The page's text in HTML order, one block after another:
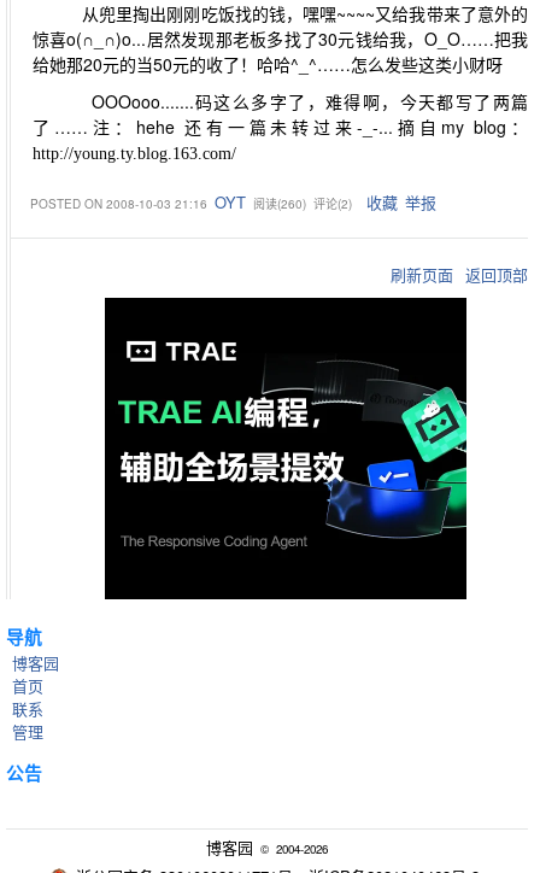
导航
博客园
首页
联系
管理
公告
从兜里掏出刚刚吃饭找的钱，嘿嘿~~~~又给我带来了意外的
惊喜o(∩_∩)o...居然发现那老板多找了30元钱给我，O_O……把我
给她那20元的当50元的收了！哈哈^_^……怎么发些这类小财呀
OOOooo.......码这么多字了，难得啊，今天都写了两篇
了……注：hehe 还有一篇未转过来-_-...摘自my blog：
http://young.ty.blog.163.com/
POSTED ON 2008-10-03 21:16 OYT 阅读(260) 评论(2) 收藏 举报
刷新页面 返回顶部
博客园 © 2004-2026